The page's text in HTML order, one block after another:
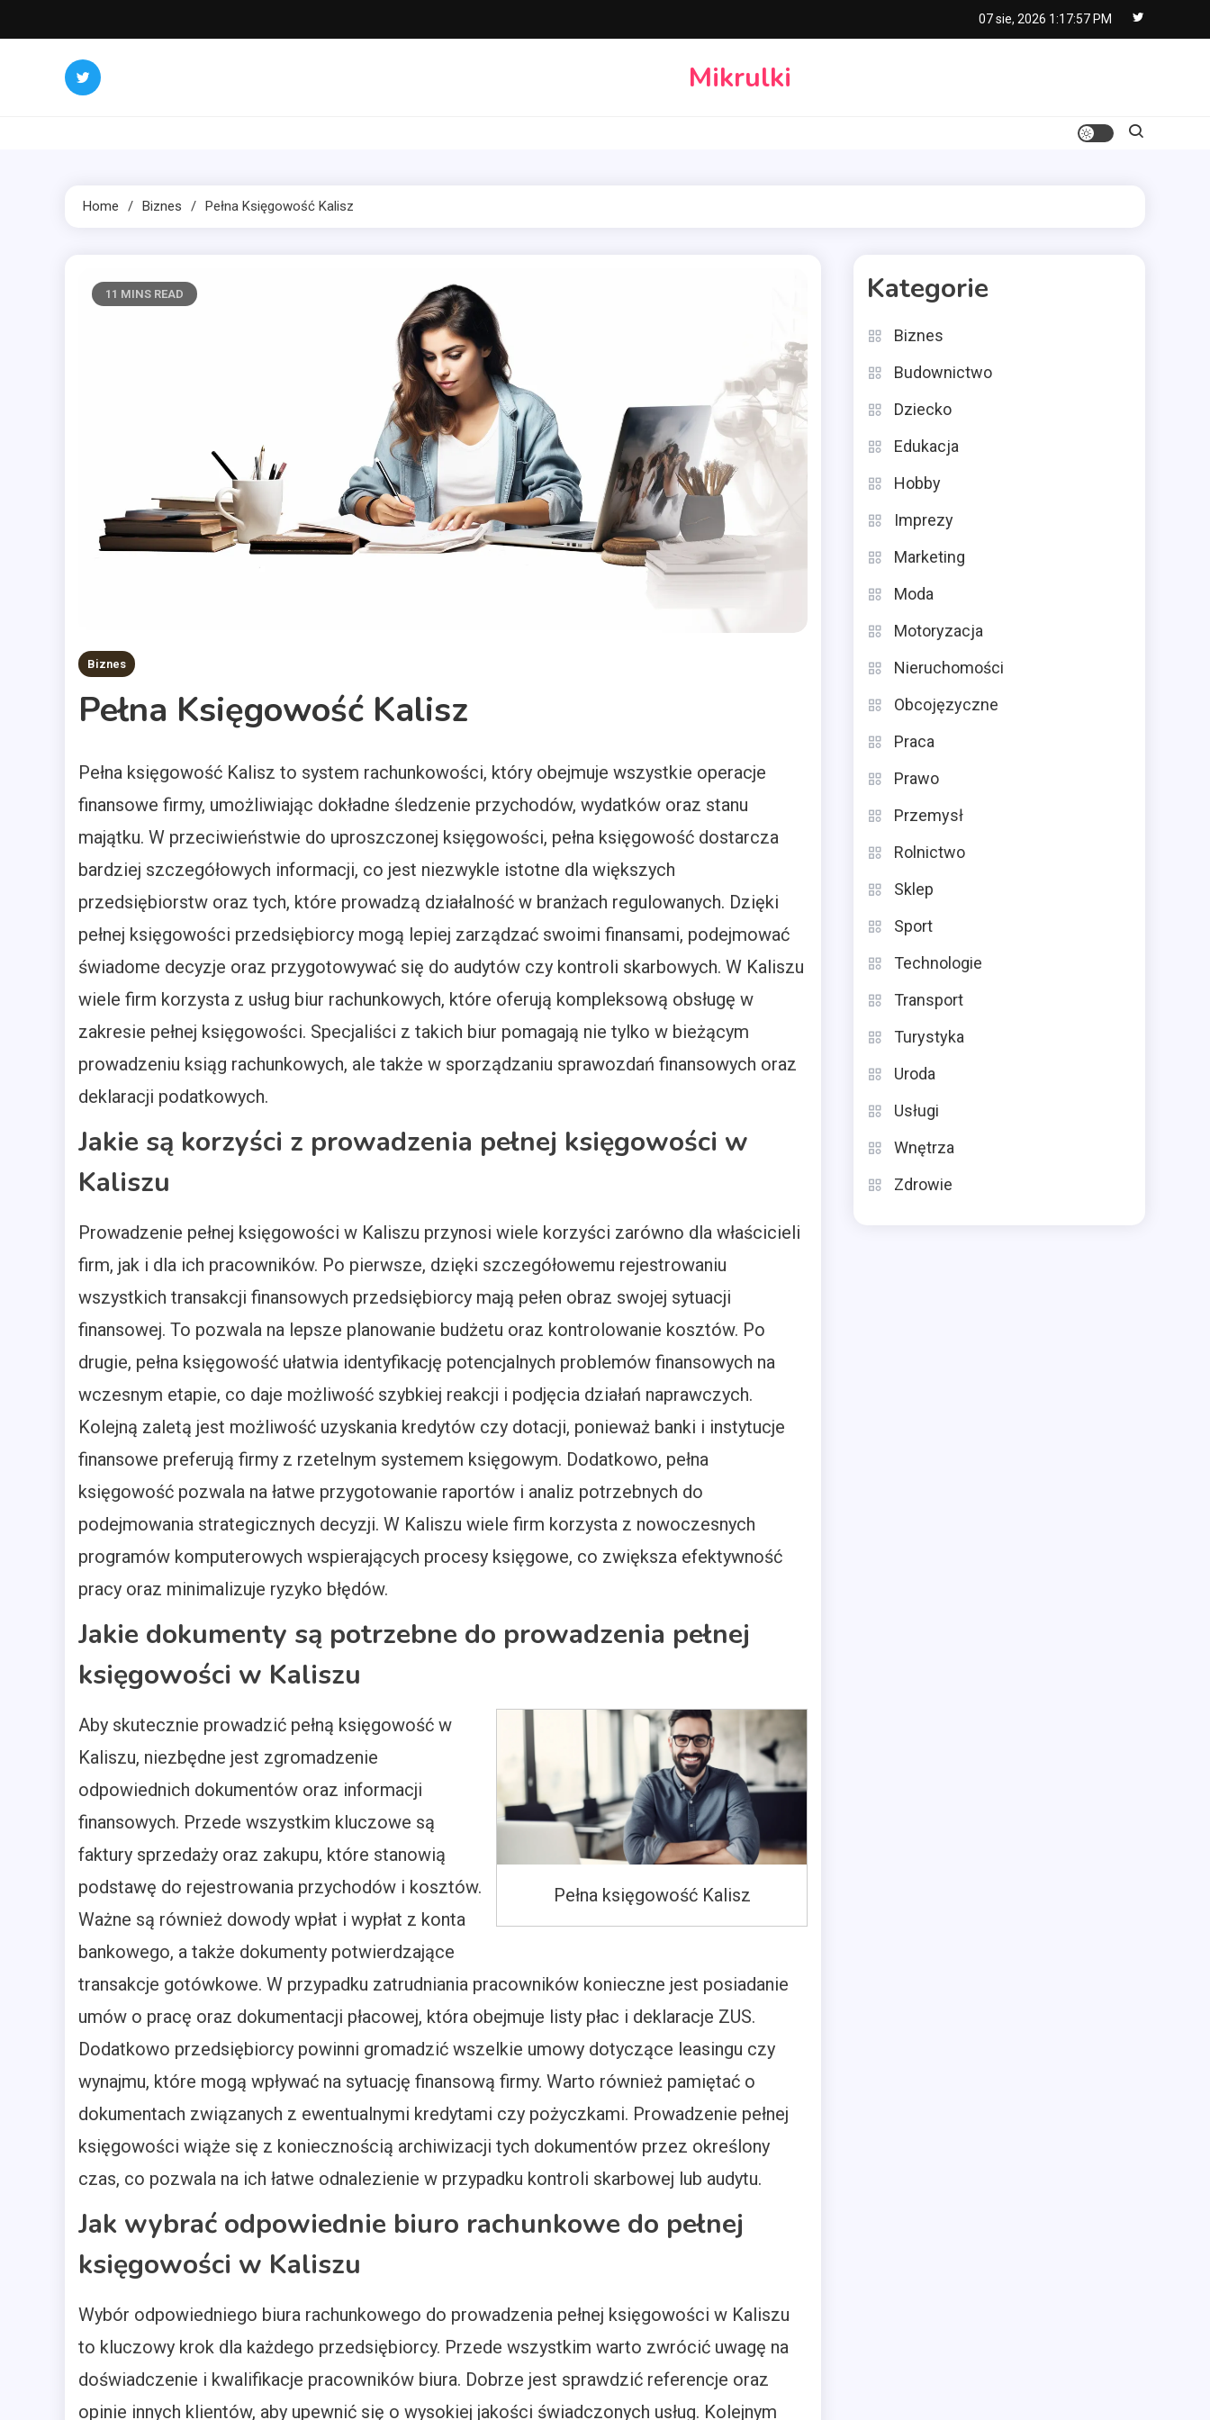
to
07 sie, 2026 1:17:58 PM
Mikrulki
Home Biznes Pełna Księgowość Kalisz
11 MINS READ
Biznes
Pełna Księgowość Kalisz
Pełna księgowość Kalisz to system rachunkowości, który obejmuje wszystkie operacje
finansowe firmy, umożliwiając dokładne śledzenie przychodów, wydatków oraz stanu
majątku. W przeciwieństwie do uproszczonej księgowości, pełna księgowość dostarcza
bardziej szczegółowych informacji, co jest niezwykle istotne dla większych
przedsiębiorstw oraz tych, które prowadzą działalność w branżach regulowanych. Dzięki
pełnej księgowości przedsiębiorcy mogą lepiej zarządzać swoimi finansami, podejmować
świadome decyzje oraz przygotowywać się do audytów czy kontroli skarbowych. W Kaliszu
wiele firm korzysta z usług biur rachunkowych, które oferują kompleksową obsługę w
zakresie pełnej księgowości. Specjaliści z takich biur pomagają nie tylko w bieżącym
prowadzeniu ksiąg rachunkowych, ale także w sporządzaniu sprawozdań finansowych oraz
deklaracji podatkowych.
Jakie są korzyści z prowadzenia pełnej księgowości w
Kaliszu
Prowadzenie pełnej księgowości w Kaliszu przynosi wiele korzyści zarówno dla właścicieli
firm, jak i dla ich pracowników. Po pierwsze, dzięki szczegółowemu rejestrowaniu
wszystkich transakcji finansowych przedsiębiorcy mają pełen obraz swojej sytuacji
finansowej. To pozwala na lepsze planowanie budżetu oraz kontrolowanie kosztów. Po
drugie, pełna księgowość ułatwia identyfikację potencjalnych problemów finansowych na
wczesnym etapie, co daje możliwość szybkiej reakcji i podjęcia działań naprawczych.
Kolejną zaletą jest możliwość uzyskania kredytów czy dotacji, ponieważ banki i instytucje
finansowe preferują firmy z rzetelnym systemem księgowym. Dodatkowo, pełna
księgowość pozwala na łatwe przygotowanie raportów i analiz potrzebnych do
podejmowania strategicznych decyzji. W Kaliszu wiele firm korzysta z nowoczesnych
programów komputerowych wspierających procesy księgowe, co zwiększa efektywność
pracy oraz minimalizuje ryzyko błędów.
Jakie dokumenty są potrzebne do prowadzenia pełnej
księgowości w Kaliszu
Pełna księgowość Kalisz
Aby skutecznie prowadzić pełną księgowość w
Kaliszu, niezbędne jest zgromadzenie
odpowiednich dokumentów oraz informacji
finansowych. Przede wszystkim kluczowe są
faktury sprzedaży oraz zakupu, które stanowią
podstawę do rejestrowania przychodów i kosztów.
Ważne są również dowody wpłat i wypłat z konta
bankowego, a także dokumenty potwierdzające
transakcje gotówkowe. W przypadku zatrudniania pracowników konieczne jest posiadanie
umów o pracę oraz dokumentacji płacowej, która obejmuje listy płac i deklaracje ZUS.
Dodatkowo przedsiębiorcy powinni gromadzić wszelkie umowy dotyczące leasingu czy
wynajmu, które mogą wpływać na sytuację finansową firmy. Warto również pamiętać o
dokumentach związanych z ewentualnymi kredytami czy pożyczkami. Prowadzenie pełnej
księgowości wiąże się z koniecznością archiwizacji tych dokumentów przez określony
czas, co pozwala na ich łatwe odnalezienie w przypadku kontroli skarbowej lub audytu.
Jak wybrać odpowiednie biuro rachunkowe do pełnej
księgowości w Kaliszu
Wybór odpowiedniego biura rachunkowego do prowadzenia pełnej księgowości w Kaliszu
to kluczowy krok dla każdego przedsiębiorcy. Przede wszystkim warto zwrócić uwagę na
doświadczenie i kwalifikacje pracowników biura. Dobrze jest sprawdzić referencje oraz
opinie innych klientów, aby upewnić się o wysokiej jakości świadczonych usług. Kolejnym
Kategorie
Biznes
Budownictwo
Dziecko
Edukacja
Hobby
Imprezy
Marketing
Moda
Motoryzacja
Nieruchomości
Obcojęzyczne
Praca
Prawo
Przemysł
Rolnictwo
Sklep
Sport
Technologie
Transport
Turystyka
Uroda
Usługi
Wnętrza
Zdrowie